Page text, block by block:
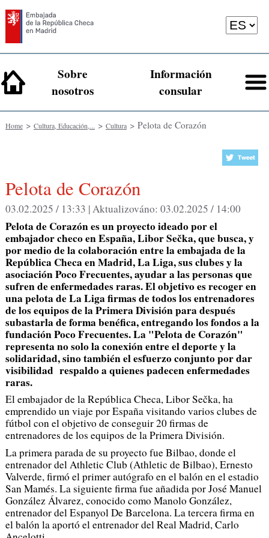
Sobre
nosotros
Información
consular
Home> Cultura, Educación,... > Cultura> Pelota de Corazón
Pelota de Corazón
03.02.2025 / 13:33 |Aktualizováno: 03.02.2025 / 14:00
Pelota de Corazón es un proyecto ideado por el
embajador checo en España, Libor Sečka, que busca, y
por medio de la colaboración entre la embajada de la
República Checa en Madrid, La Liga, sus clubes y la
asociación Poco Frecuentes, ayudar a las personas que
sufren de enfermedades raras. El objetivo es recoger en
una pelota de La Liga firmas de todos los entrenadores
de los equipos de la Primera División para después
subastarla de forma benéfica, entregando los fondos a la
fundación Poco Frecuentes. La "Pelota de Corazón"
representa no solo la conexión entre el deporte y la
solidaridad, sino también el esfuerzo conjunto por dar
visibilidad respaldo a quienes padecen enfermedades
raras.
El embajador de la República Checa, Libor Sečka, ha
emprendido un viaje por España visitando varios clubes de
fútbol con el objetivo de conseguir 20 firmas de
entrenadores de los equipos de la Primera División.
La primera parada de su proyecto fue Bilbao, donde el
entrenador del Athletic Club (Athletic de Bilbao), Ernesto
Valverde, firmó el primer autógrafo en el balón en el estadio
San Mamés. La siguiente firma fue añadida por José Manuel
González Álvarez, conocido como Manolo González,
entrenador del Espanyol De Barcelona. La tercera firma en
el balón la aportó el entrenador del Real Madrid, Carlo